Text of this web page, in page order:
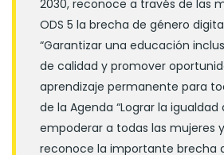
2030, reconoce a través de las
ODS 5 la brecha de género
“Garantizar una educación
de calidad y promover
aprendizaje permanente para
de la Agenda “Lograr la
empoderar a todas las mujeres
reconoce la importante brecha